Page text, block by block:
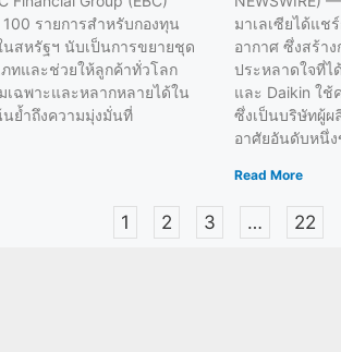
รายการสำหรับกองทุน
สหรัฐฯ นับเป็นการขยายชุด
ทและช่วยให้ลูกค้าทั่วโลก
เฉพาะและหลากหลายได้ใน
ย้ำถึงความมุ่งมั่นที่
มาเลเซียได้แช
อากาศ ซึ่งสร้า
ประหลาดใจที่
และ Daikin ใช้
ซึ่งเป็นบริษัทผู้ผ
อาศัยอันดับหนึ่ง
Read More
1 2 3 … 22